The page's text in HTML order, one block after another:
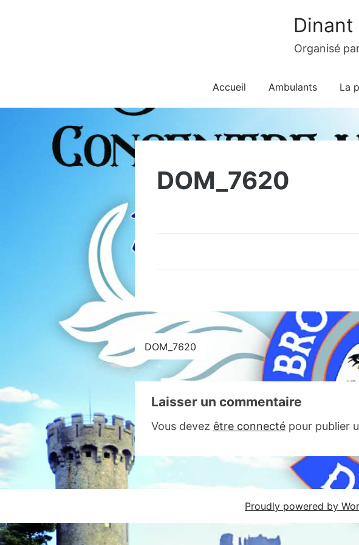
Organisé
Accueil Ambulants La
DOM_7620
Navigation
de
l’article
DOM_7620
Laisser un commentaire
Vous devez être connecté pour publier
Proudly powered by